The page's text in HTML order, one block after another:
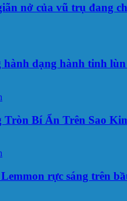
nở của vũ trụ đang
hành dạng hành tinh
Tròn Bí Ẩn Trên Sao
Lemmon rực sáng trên